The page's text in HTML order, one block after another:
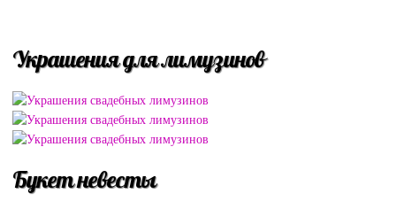
Украшения для лимузинов
Букет невесты